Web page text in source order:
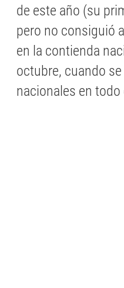
de este año (su
pero no consiguió
en la contienda
octubre, cuando
nacionales en todo